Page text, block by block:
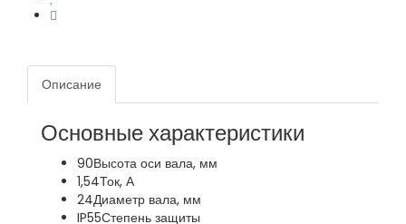
Описание
Основные характеристики
90Высота оси вала, мм
1,54Ток, А
24Диаметр вала, мм
IP55Степень защиты